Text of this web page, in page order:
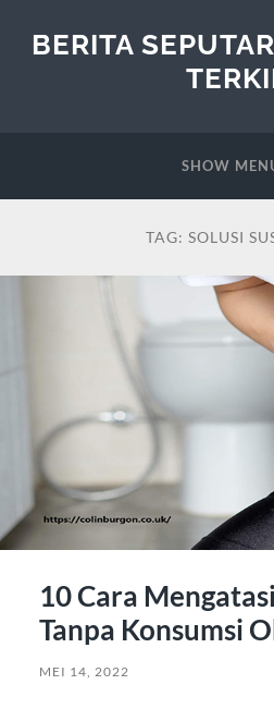
BERITA
SHOW
TAG: SOLUSI
10 Cara
Tanpa Konsumsi
MEI 14, 2022